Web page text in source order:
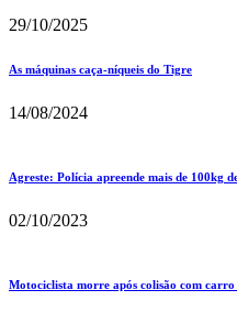
29/10/2025
As máquinas caça-níqueis do Tigre
14/08/2024
Agreste: Polícia apreende mais de 100kg
02/10/2023
Motociclista morre após colisão com